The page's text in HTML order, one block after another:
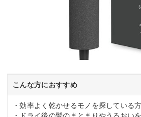
こんな方におすすめ
・効率よく乾かせるモノを探している方